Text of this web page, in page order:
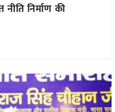
निर्माण की